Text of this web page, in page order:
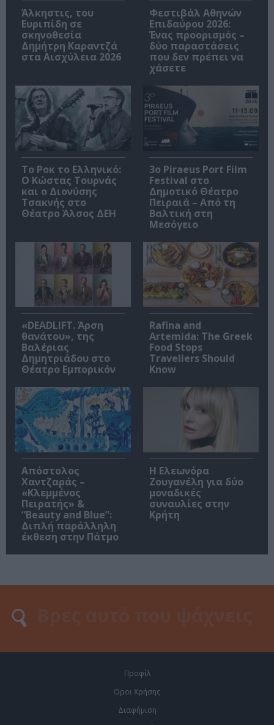
Άλκηστις, του
Ευριπίδη σε
σκηνοθεσία
Δημήτρη Καραντζά
στα Αισχύλεια 2026
Φεστιβάλ Αθηνών
Επιδαύρου 2026:
Ένας προορισμός –
δύο παραστάσεις
που δεν πρέπει να
χάσετε
Το Ροκ το Ελληνικό:
Ο Κώστας Τουρνάς
και ο Διονύσης
Τσακνής στο
Θέατρο Άλσος ΔΕΗ
3o Piraeus Port Film
Festival στο
Δημοτικό Θέατρο
Πειραιά – Από τη
Βαλτική στη
Μεσόγειο
«DEADLIFT. Άρση
θανάτου», της
Βαλέριας
Δημητριάδου στο
Θέατρο Εμπορικόν
Rafina and
Artemida: The Greek
Food Stops
Travellers Should
Know
Απόστολος
Χαντζαράς –
«Κλεμμένος
Πειρατής» &
“Beauty and Blue”:
Διπλή παράλληλη
έκθεση στην Πάτμο
Η Ελεωνόρα
Ζουγανέλη για δύο
μοναδικές
συναυλίες στην
Κρήτη
Προφίλ
Οροι Χρήσης
Διαφήμιση